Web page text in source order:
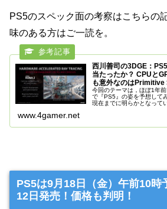
PS5のスペック面の考察はこちらの
味のある方はご一読を。
西川善司の3DGE：
当たったか？ CPUと
も意外なのはPrimitive
今回のテーマは，ほぼ1年
で『PS5』の姿を予想して
現在までに明らかとなって
www.4gamer.net
PS5は9月18日（金）午前10時
12日発売！価格も判明！